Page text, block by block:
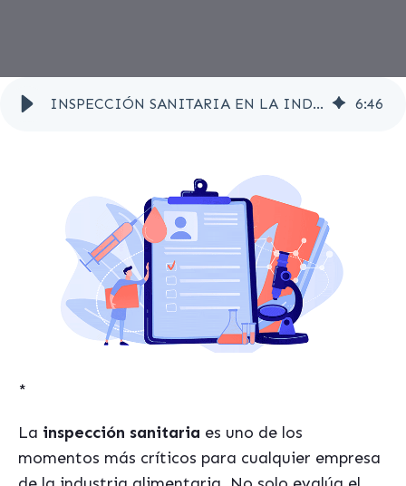
INSPECCIÓN SANITARIA EN LA INDUSTRIA ALIMENTARIA: LA TRAZABILIDAD 6:46
*
La inspección sanitaria es uno de los
momentos más críticos para cualquier empresa